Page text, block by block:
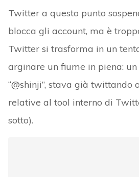
Twitter a questo punto
blocca gli account, ma è
Twitter si trasforma in un
arginare un fiume in piena:
“@shinji”, stava già twittando
relative al tool interno di
sotto).